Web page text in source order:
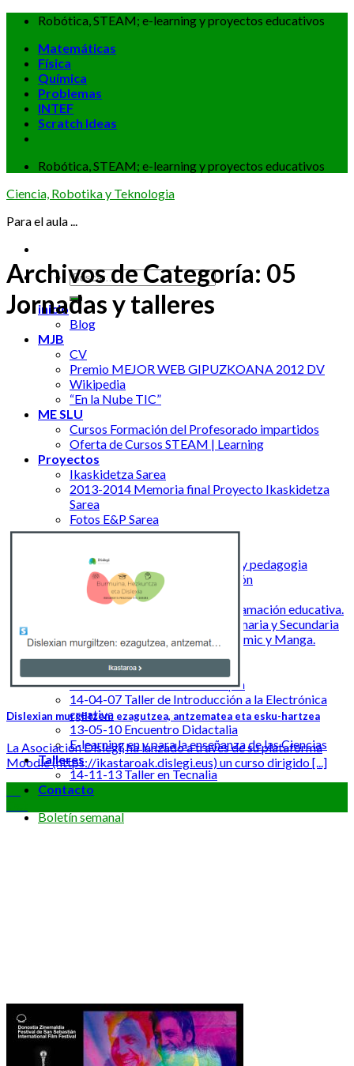
Skip
content
Robótica, STEAM; e-learning y proyectos educativos
Matemáticas
Física
Química
Problemas
INTEF
Scratch Ideas
Robótica, STEAM; e-learning y proyectos educativos
Ciencia, Robotika y Teknologia
Para el aula ...
inicio
Blog
MJB
CV
Premio MEJOR WEB GIPUZKOANA 2012 DV
Wikipedia
“En la Nube TIC”
ME SLU
Cursos Formación del Profesorado impartidos
Oferta de Cursos STEAM | Learning
Proyectos
Ikaskidetza Sarea
2013-2014 Memoria final Proyecto Ikaskidetza
Sarea
Fotos E&P Sarea
Canal de Youtube de E&P Sarea
13-08-05 revista comunicación y pedagogia
CITAGR Artículo de investigación
Jornadas
18-03-13 La robótica y la programación educativa.
Sus aportaciones en Infantil, Primaria y Secundaria
2017 I Salón Internacional de Cómic y Manga.
Donostia
2015 Hirikilab Simo
15-05-30 III Encuentro Edutopia
14-04-07 Taller de Introducción a la Electrónica
creativa
13-05-10 Encuentro Didactalia
E-learning en y para la enseñanza de las Ciencias
Talleres
14-11-13 Taller en Tecnalia
Contacto
Boletín semanal
Archivos de Categoría: 05
Jornadas y talleres
Dislexian murgiltzen: ezagutzea, antzematea eta esku-hartzea
La Asociación Dislegi, ha lanzado a través de su plataforma
Moodle (https://ikastaroak.dislegi.eus) un curso dirigido [...]